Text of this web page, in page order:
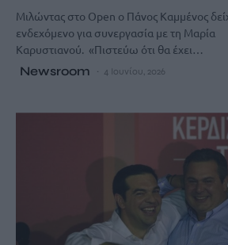
Μιλώντας στο Open ο Πάνος Καμμένος
ενδεχόμενο για συνεργασία με τη Μαρία
Καρυστιανού. «Πιστεύω ότι θα έχει…
Newsroom 4 Ιουνίου, 2026